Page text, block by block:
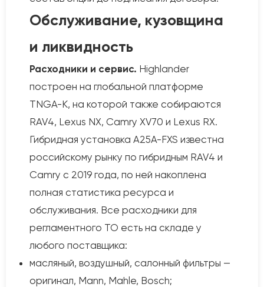
Обслуживание, кузовщина
и ликвидность
Расходники и сервис. Highlander
построен на глобальной платформе
TNGA-K, на которой также собираются
RAV4, Lexus NX, Camry XV70 и Lexus RX.
Гибридная установка A25A-FXS известна
российскому рынку по гибридным RAV4 и
Camry с 2019 года, по ней накоплена
полная статистика ресурса и
обслуживания. Все расходники для
регламентного ТО есть на складе у
любого поставщика:
масляный, воздушный, салонный фильтры —
оригинал, Mann, Mahle, Bosch;